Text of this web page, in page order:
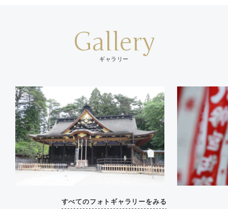
Gallery
ギャラリー
すべてのフォトギャラリーをみる